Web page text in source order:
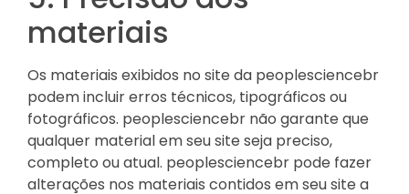
materiais
Os materiais exibidos no site da peoplesciencebr
podem incluir erros técnicos, tipográficos ou
fotográficos. peoplesciencebr não garante que
qualquer material em seu site seja preciso,
completo ou atual. peoplesciencebr pode fazer
alterações nos materiais contidos em seu site a